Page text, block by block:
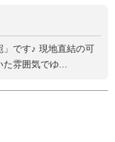
です♪ 現地直結の可
雰囲気でゆ...